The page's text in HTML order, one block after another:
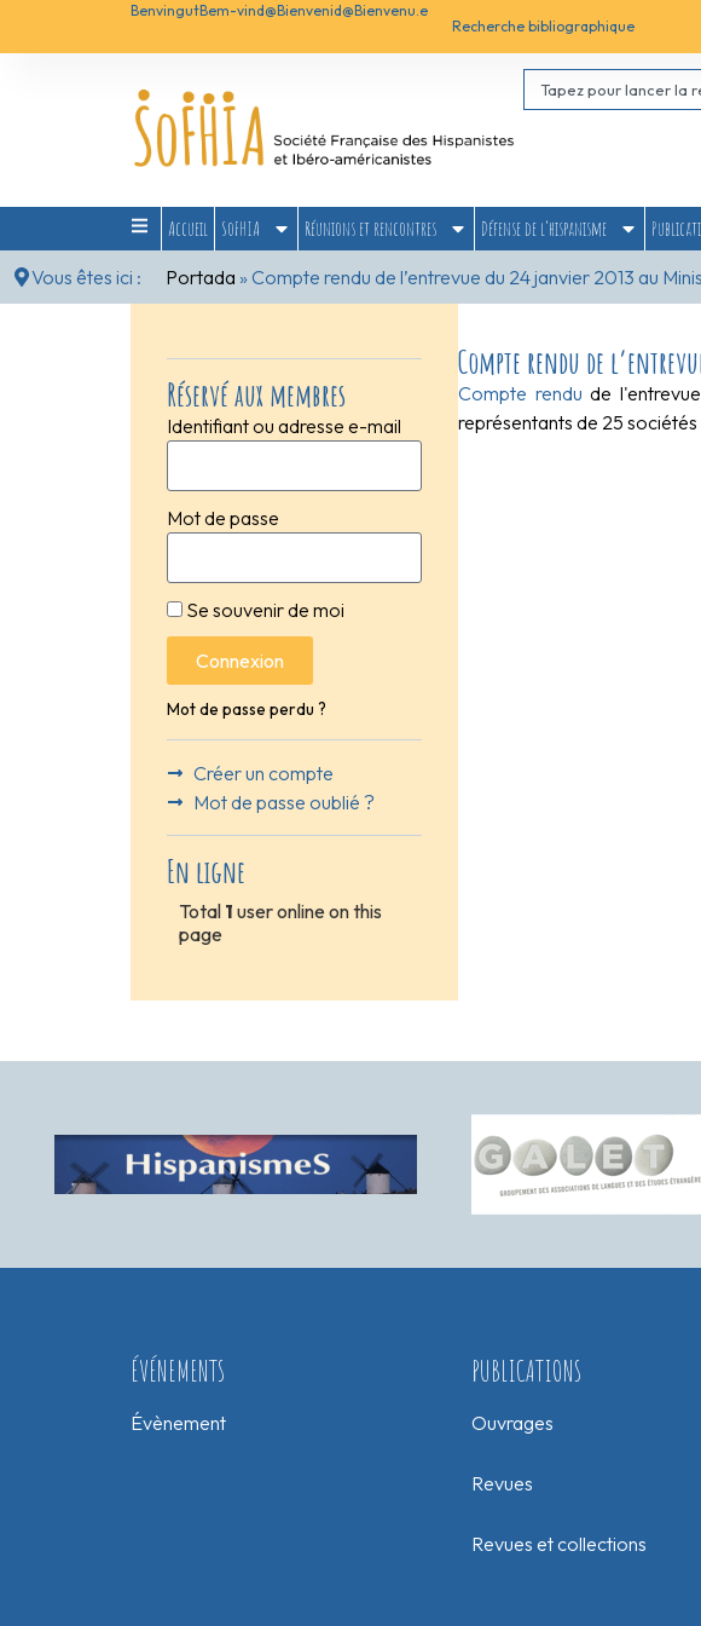
BenvingutBem-vind@Bienvenid@Bienvenu.e
Recherche bibliographique
Accueil SoFHIA Réunions et rencontres Défense de l’hispanisme
Vous êtes ici :
Portada »Compte rendu de l’entrevue du 24 janvier 2013 au
Réservé aux membres
Identifiant ou adresse e-mail
Mot de passe
Se souvenir de moi
Connexion
Mot de passe perdu ?
Créer un compte
Mot de passe oublié ?
En ligne
Total 1 user online on this
page
Compte rendu de
Compte rendu de
représentants de 25
ÉVÉNEMENTS
Évènement
PUBLICATIONS
Ouvrages
Revues
Revues et collections